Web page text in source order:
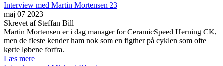
Interview med Martin Mortensen 23
maj 07 2023
Skrevet af Steffan Bill
Martin Mortensen er i dag manager for CeramicSpeed Herning CK,
men de fleste kender ham nok som en figther på cyklen som ofte
kørte løbene forfra.
Læs mere